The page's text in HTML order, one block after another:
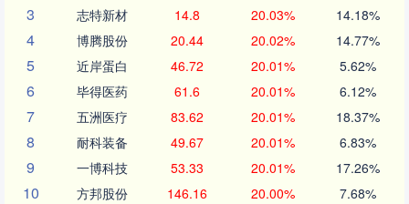
3 志特新材 14.8 20.03% 14.18%
4 博腾股份 20.44 20.02% 14.77%
5 近岸蛋白 46.72 20.01% 5.62%
6 毕得医药 61.6 20.01% 6.12%
7 五洲医疗 83.62 20.01% 18.37%
8 耐科装备 49.67 20.01% 6.83%
9 一博科技 53.33 20.01% 17.26%
10 方邦股份 146.16 20.00% 7.68%